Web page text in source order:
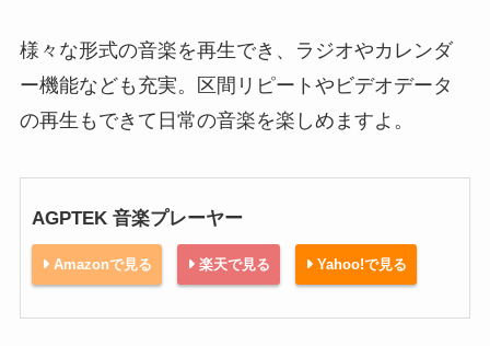
様々な形式の音楽を再生でき、ラジオやカレンダ
ー機能なども充実。区間リピートやビデオデータ
の再生もできて日常の音楽を楽しめますよ。
AGPTEK 音楽プレーヤー
Amazonで見る 楽天で見る Yahoo!で見る